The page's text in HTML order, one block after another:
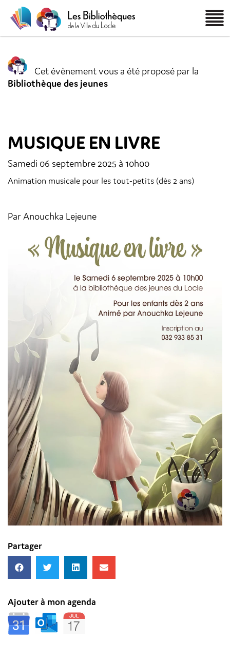
Cet évènement vous a été proposé par la
Bibliothèque des jeunes
Partager
Ajouter à mon agenda
MUSIQUE EN LIVRE
Samedi 06 septembre 2025 à 10h00
Animation musicale pour les tout-petits (dès 2 ans)
Par Anouchka Lejeune